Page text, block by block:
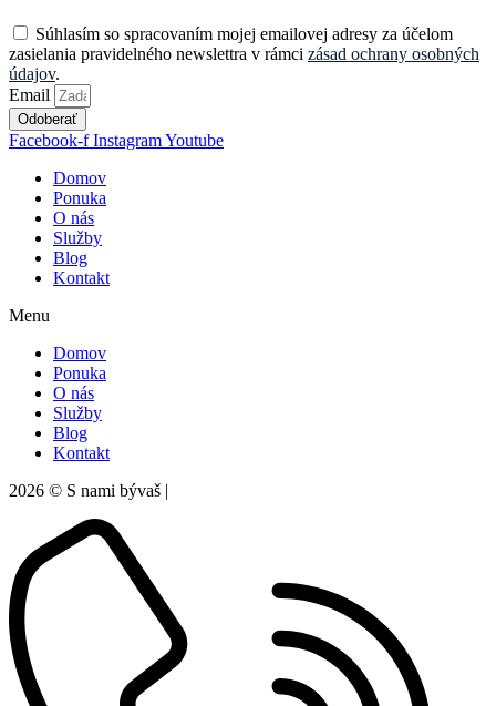
Súhlasím so spracovaním mojej emailovej adresy za účelom
zasielania pravidelného newslettra v rámci zásad ochrany osobných
údajov.
Email
Odoberať
Facebook-f InstagramYoutube
Domov
Ponuka
O nás
Služby
Blog
Kontakt
Menu
Domov
Ponuka
O nás
Služby
Blog
Kontakt
2026 © S nami bývaš |